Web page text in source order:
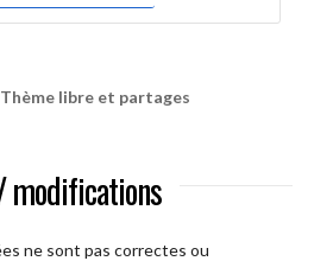
Thème libre et partages
modifications
ne sont pas correctes ou